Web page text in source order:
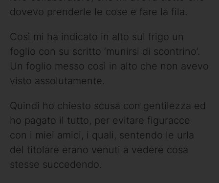
dovevo prenderle le cose e fare la fila.
Così mi ha indicato in alto sul frigo un
foglio con su scritto ‘munirsi di scontrino’.
Un foglio messo così in alto che non avevo
visto assolutamente.
Quindi ho chiesto scusa con gentilezza ed
ho pagato il tutto, per evitare figuracce
con i miei amici, i quali, sentendo le urla
del titolare erano venuti a vedere cosa
stesse succedendo.